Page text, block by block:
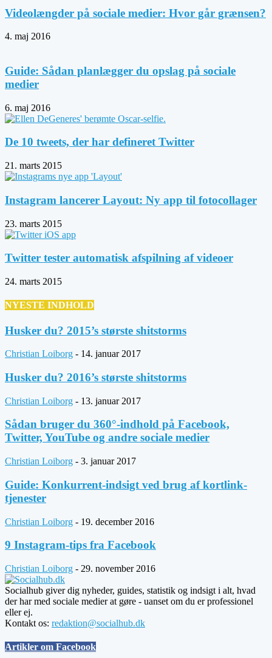
Videolængder på sociale medier: Hvor går grænsen?
4. maj 2016
Guide: Sådan planlægger du opslag på sociale
medier
6. maj 2016
De 10 tweets, der har defineret Twitter
21. marts 2015
Instagram lancerer Layout: Ny app til fotocollager
23. marts 2015
Twitter tester automatisk afspilning af videoer
24. marts 2015
NYESTE INDHOLD
Husker du? 2015’s største shitstorms
Christian Loiborg - 14. januar 2017
Husker du? 2016’s største shitstorms
Christian Loiborg - 13. januar 2017
Sådan bruger du 360°-indhold på Facebook,
Twitter, YouTube og andre sociale medier
Christian Loiborg - 3. januar 2017
Guide: Konkurrent-indsigt ved brug af kortlink-
tjenester
Christian Loiborg - 19. december 2016
9 Instagram-tips fra Facebook
Christian Loiborg - 29. november 2016
Socialhub giver dig nyheder, guides, statistik og indsigt i alt, hvad
der har med sociale medier at gøre - uanset om du er professionel
eller ej.
Kontakt os: redaktion@socialhub.dk
Artikler om Facebook